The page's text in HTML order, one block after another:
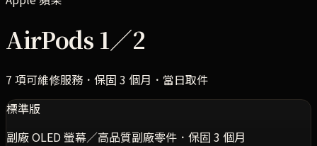
AirPods 1／2
7 項可維修服務．保固 3 個月．當日取件
標準版
副廠 OLED 螢幕／高品質副廠零件．保固 3 個月